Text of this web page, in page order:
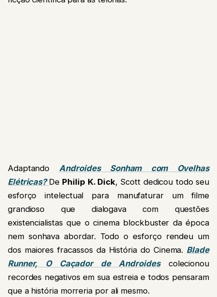
AdaptandoAndroides Sonham com Ovelhas
Elétricas? De Philip K. Dick, Scott dedicou todo seu
esforço intelectual para manufaturar um filme
grandioso que dialogava com questões
existencialistas que o cinema blockbuster da época
nem sonhava abordar. Todo o esforço rendeu um
dos maiores fracassos da História do Cinema. Blade
Runner, O Caçador de Androides
colecionou
recordes negativos em sua estreia e todos pensaram
que a história morreria por ali mesmo.